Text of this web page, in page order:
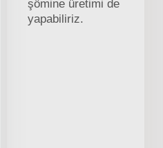
şömine üretimi de
yapabiliriz.